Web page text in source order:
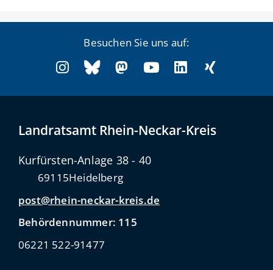
Besuchen Sie uns auf:
Landratsamt Rhein-Neckar-Kreis
Kurfürsten-Anlage 38 - 40
69115Heidelberg
post@rhein-neckar-kreis.de
Behördennummer: 115
06221 522-91477